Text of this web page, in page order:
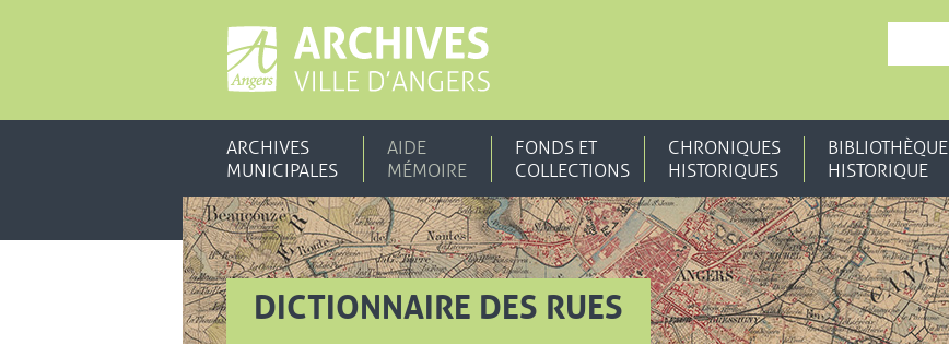
ARCHIVES
MUNICIPALES
AIDE
MÉMOIRE
FONDS ET
COLLECTIONS
CHRONIQUES
HISTORIQUES
BIBLIOTHÈQUE
HISTORIQUE
DICTIONNAIRE DES RUES